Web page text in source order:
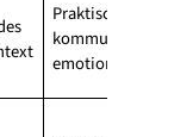
Praktische,
kommunikative,
emotionale